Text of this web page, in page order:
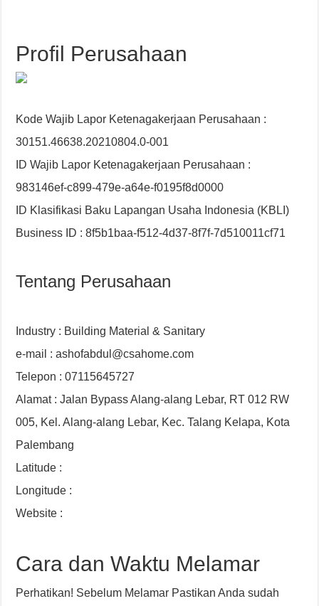
Profil Perusahaan
Kode Wajib Lapor Ketenagakerjaan Perusahaan :
30151.46638.20210804.0-001
ID Wajib Lapor Ketenagakerjaan Perusahaan :
983146ef-c899-479e-a64e-f0195f8d0000
ID Klasifikasi Baku Lapangan Usaha Indonesia (KBLI)
Business ID : 8f5b1baa-f512-4d37-8f7f-7d510011cf71
Tentang Perusahaan
Industry : Building Material & Sanitary
e-mail : ashofabdul@csahome.com
Telepon : 07115645727
Alamat : Jalan Bypass Alang-alang Lebar, RT 012 RW
005, Kel. Alang-alang Lebar, Kec. Talang Kelapa, Kota
Palembang
Latitude :
Longitude :
Website :
Cara dan Waktu Melamar
Perhatikan! Sebelum Melamar Pastikan Anda sudah